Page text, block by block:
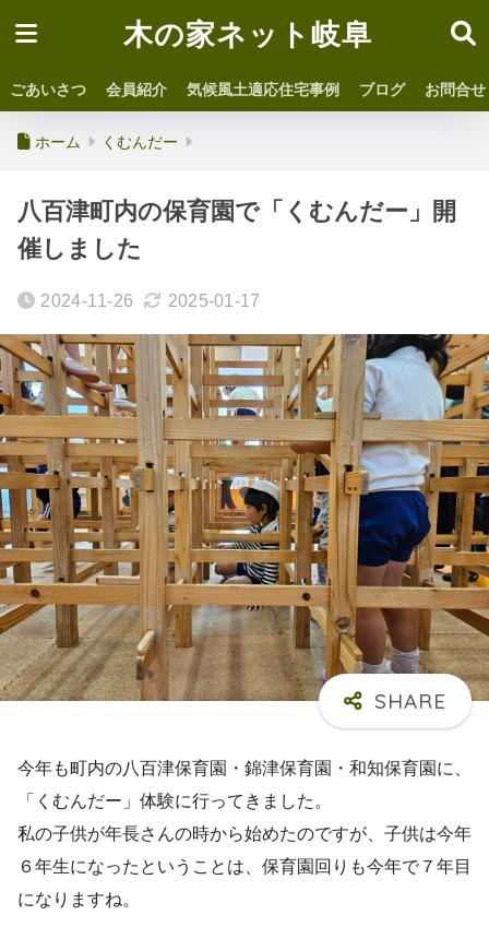
木の家ネット岐阜
ごあいさつ 会員紹介 気候風土適応住宅事例 ブログ お問合せ
ホーム くむんだー
八百津町内の保育園で「くむんだー」開
催しました
2024-11-26 2025-01-17
今年も町内の八百津保育園・錦津保育園・和知保育園に、
「くむんだー」体験に行ってきました。
私の子供が年長さんの時から始めたのですが、子供は今年
６年生になったということは、保育園回りも今年で７年目
になりますね。